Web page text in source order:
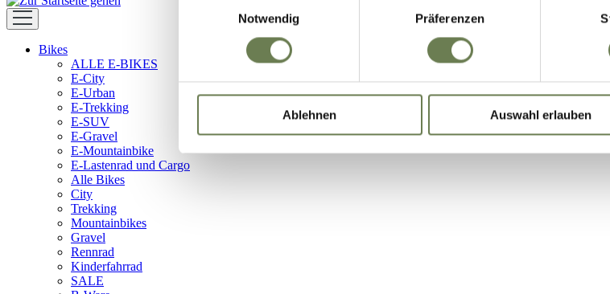
in den USA (Art. 49 Abs. 1 lit. a) DSGVO), sofern für den
Data Privacy Framework vorliegt. In den USA ist es möglich, dass
Ihre Daten zugreifen und dabei weder wirksame Rechtsbehelfe noch
Notwendig
Präferenzen
Ablehnen Auswahl erlauben
Bikes
ALLE E-BIKES
E-City
E-Urban
E-Trekking
E-SUV
E-Gravel
E-Mountainbike
E-Lastenrad und Cargo
Alle Bikes
City
Trekking
Mountainbikes
Gravel
Rennrad
Kinderfahrrad
SALE